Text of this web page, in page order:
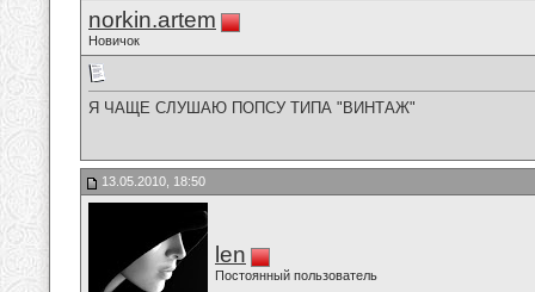
norkin.artem
Новичок
Я ЧАЩЕ СЛУШАЮ ПОПСУ ТИПА "ВИНТАЖ"
13.05.2010, 18:50
len
Постоянный пользователь